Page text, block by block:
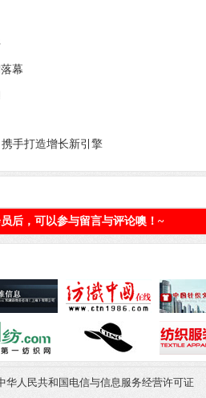
幕
手打造增长新引擎
后，可以参与留言与评论噢！~
华人民共和国电信与信息服务经营许可证